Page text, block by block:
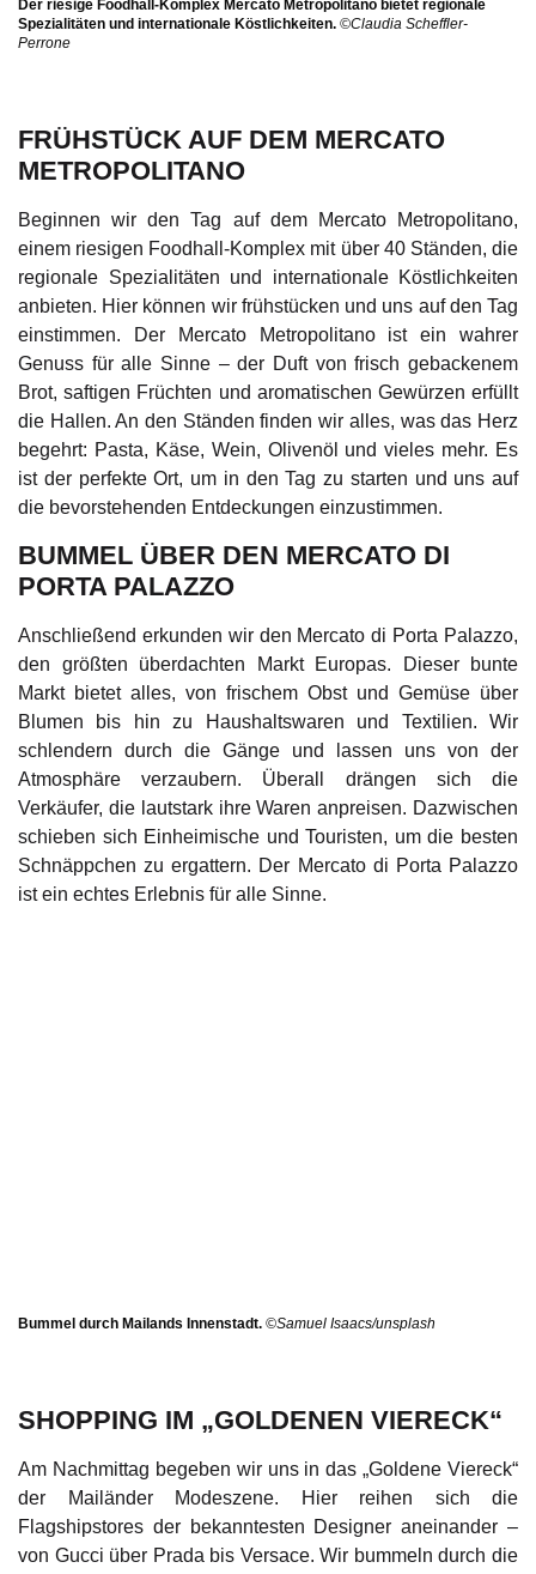
Der riesige Foodhall-Komplex Mercato Metropolitano bietet regionale
Spezialitäten und internationale Köstlichkeiten. ©Claudia Scheffler-
Perrone
FRÜHSTÜCK AUF DEM MERCATO
METROPOLITANO
Beginnen wir den Tag auf dem Mercato Metropolitano,
einem riesigen Foodhall-Komplex mit über 40 Ständen, die
regionale Spezialitäten und internationale Köstlichkeiten
anbieten. Hier können wir frühstücken und uns auf den Tag
einstimmen. Der Mercato Metropolitano ist ein wahrer
Genuss für alle Sinne – der Duft von frisch gebackenem
Brot, saftigen Früchten und aromatischen Gewürzen erfüllt
die Hallen. An den Ständen finden wir alles, was das Herz
begehrt: Pasta, Käse, Wein, Olivenöl und vieles mehr. Es
ist der perfekte Ort, um in den Tag zu starten und uns auf
die bevorstehenden Entdeckungen einzustimmen.
BUMMEL ÜBER DEN MERCATO DI
PORTA PALAZZO
Anschließend erkunden wir den Mercato di Porta Palazzo,
den größten überdachten Markt Europas. Dieser bunte
Markt bietet alles, von frischem Obst und Gemüse über
Blumen bis hin zu Haushaltswaren und Textilien. Wir
schlendern durch die Gänge und lassen uns von der
Atmosphäre verzaubern. Überall drängen sich die
Verkäufer, die lautstark ihre Waren anpreisen. Dazwischen
schieben sich Einheimische und Touristen, um die besten
Schnäppchen zu ergattern. Der Mercato di Porta Palazzo
ist ein echtes Erlebnis für alle Sinne.
Bummel durch Mailands Innenstadt. ©Samuel Isaacs/unsplash
SHOPPING IM „GOLDENEN VIERECK“
Am Nachmittag begeben wir uns in das „Goldene Viereck“
der Mailänder Modeszene. Hier reihen sich die
Flagshipstores der bekanntesten Designer aneinander –
von Gucci über Prada bis Versace. Wir bummeln durch die